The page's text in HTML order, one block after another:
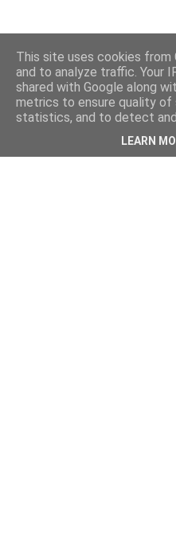
This site uses cookies
and to analyze traffic. Your
shared with Google along
metrics to ensure quality of
statistics, and to detect
LEARN